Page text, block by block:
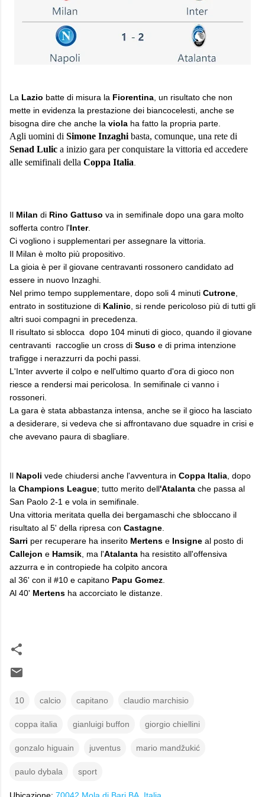
La Lazio batte di misura la Fiorentina , un risultato che non
mette in evidenza la prestazione dei biancocelesti, anche se
bisogna dire che anche la viola ha fatto la propria parte.
Agli uomini di Simone Inzaghi basta, comunque, una rete di
Senad Lulic a inizio gara per conquistare la vittoria ed accedere
alle semifinali della Coppa Italia
Il Milan di Rino Gattuso va in semifinale dopo una gara molto
sofferta contro l'Inter.
Ci vogliono i supplementari per assegnare la vittoria.
Il Milan è molto più propositivo.
La gioia è per il giovane centravanti rossonero candidato ad
essere in nuovo Inzaghi.
Nel primo tempo supplementare, dopo soli 4 minuti Cutrone
entrato in sostituzione di Kalinic , si rende pericoloso più di tutti gli
altri suoi compagni in precedenza.
Il risultato si sblocca dopo 104 minuti di gioco, quando il giovane
centravanti raccoglie un cross di Suso e di prima intenzione
trafigge i nerazzurri da pochi passi.
L'Inter avverte il colpo e nell'ultimo quarto d'ora di gioco non
riesce a rendersi mai pericolosa. In semifinale ci vanno i
rossoneri.
La gara è stata abbastanza intensa, anche se il gioco ha lasciato
a desiderare, si vedeva che si affrontavano due squadre in crisi e
che avevano paura di sbagliare.
Il Napoli vede chiudersi anche l'avventura in Coppa Italia , dopo
la Champions League; tutto merito dell'Atalanta che passa al
San Paolo 2-1 e vola in semifinale.
Una vittoria meritata quella dei bergamaschi che sbloccano il
risultato al 5' della ripresa con Castagne
Sarri per recuperare ha inserito Mertens e Insigne al posto di
Callejon e Hamsik , ma l'Atalanta ha resistito all'offensiva
azzurra e in contropiede ha colpito ancora
al 36' con il #10 e capitano Papu Gomez
Al 40' Mertens ha accorciato le distanze.
10 calcio capitano claudio marchisio
coppa italia gianluigi buffon giorgio chiellini
gonzalo higuain juventus mario mandžukić
paulo dybala sport
Ubicazione: 70042 Mola di Bari BA, Italia